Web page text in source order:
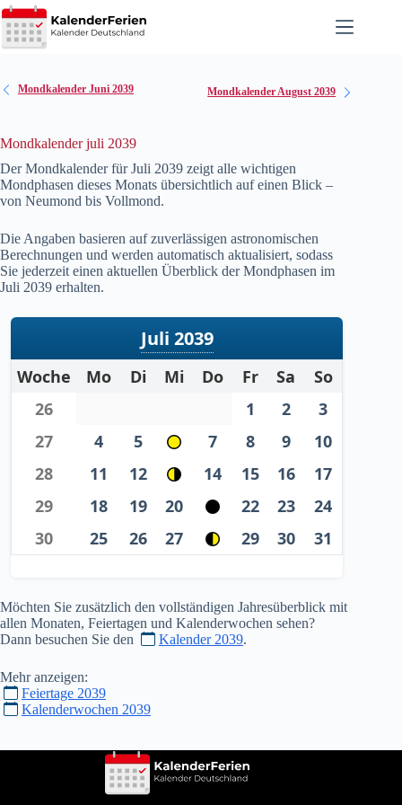
Zum
Inhalt
springen
Mondkalender Juni 2039 Mondkalender August 2039
Mondkalender juli 2039
Der Mondkalender für Juli 2039 zeigt alle wichtigen
Mondphasen dieses Monats übersichtlich auf einen Blick –
von Neumond bis Vollmond.
Die Angaben basieren auf zuverlässigen astronomischen
Berechnungen und werden automatisch aktualisiert, sodass
Sie jederzeit einen aktuellen Überblick der Mondphasen im
Juli 2039 erhalten.
Juli 2039
Woche Mo Di Mi Do Fr Sa
So
26
1 2
3
27
4 5 7 8 9
10
28
11 12 14 15 16
17
29
18 19 20 22 23
24
30
25 26 27 29 30 31
Möchten Sie zusätzlich den vollständigen Jahresüberblick mit
allen Monaten, Feiertagen und Kalenderwochen sehen?
Dann besuchen Sie den
Kalender 2039.
Mehr anzeigen:
Feiertage 2039
Kalenderwochen 2039